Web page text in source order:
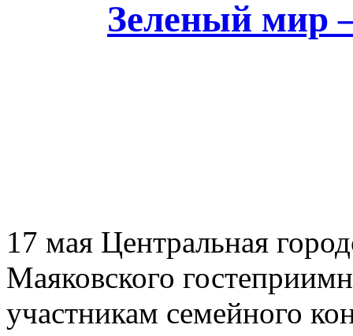
Зеленый мир
17 мая Центральная
Маяковского
участникам семейного